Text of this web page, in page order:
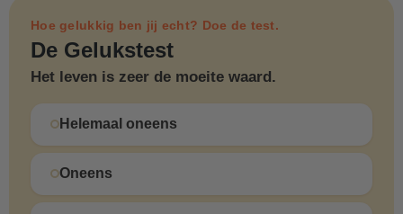
Hoe gelukkig ben jij echt? Doe de test.
De Gelukstest
Het leven is zeer de moeite waard.
Helemaal oneens
Oneens